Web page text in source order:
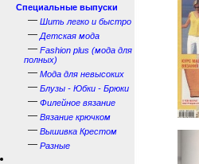
Специальные выпуски
— Шить легко и быстро
— Детская мода
— Fashion plus (мода для
полных)
— Мода для невысоких
— Блузы - Юбки - Брюки
— Филейное вязание
— Вязание крючком
— Вышивка Крестом
— Разные